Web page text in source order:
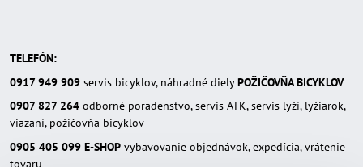
TELEFÓN:
0917 949 909 servis bicyklov, náhradné dielyPOŽIČOVŇA BICYKLOV
0907 827 264 odborné poradenstvo, servis ATK, servis lyží, lyžiarok,
viazaní, požičovňa bicyklov
0905 405 099 E-SHOP vybavovanie objednávok, expedícia, vrátenie
tovaru